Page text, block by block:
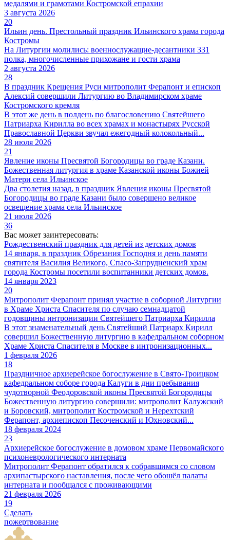
медалями и грамотами Костромской епрахии
3 августа 2026
20
Ильин день. Престольный праздник Ильинского храма города
Костромы
На Литургии молились: военнослужащие-десантники 331
полка, многочисленные прихожане и гости храма
2 августа 2026
28
В праздник Крещения Руси митрополит Ферапонт и епископ
Алексий совершили Литургию во Владимирском храме
Костромского кремля
В этот же день в полдень по благословению Святейшего
Патриарха Кирилла во всех храмах и монастырях Русской
Православной Церкви звучал ежегодный колокольный...
28 июля 2026
21
Явление иконы Пресвятой Богородицы во граде Казани.
Божественная литургия в храме Казанской иконы Божией
Матери села Ильинское
Два столетия назад, в праздник Явления иконы Пресвятой
Богородицы во граде Казани было совершено великое
освещение храма села Ильинское
21 июля 2026
36
Вас может заинтересовать:
Рождественский праздник для детей из детских домов
14 января, в праздник Обрезания Господня и день памяти
святителя Василия Великого, Спасо-Запрудненский храм
города Костромы посетили воспитанники детских домов.
14 января 2023
20
Митрополит Ферапонт принял участие в соборной Литургии
в Храме Христа Спасителя по случаю семнадцатой
годовщины интронизации Святейшего Патриарха Кирилла
В этот знаменательный день Святейший Патриарх Кирилл
совершил Божественную литургию в кафедральном соборном
Храме Христа Спасителя в Москве в интронизационных...
1 февраля 2026
18
Праздничное архиерейское богослужение в Свято-Троицком
кафедральном соборе города Калуги в дни пребывания
чудотворной Феодоровской иконы Пресвятой Богородицы
Божественную литургию совершили: митрополит Калужский
и Боровский, митрополит Костромской и Нерехтский
Ферапонт, архиепископ Песоченский и Юхновский...
18 февраля 2024
23
Архиерейское богослужение в домовом храме Первомайского
психоневрологического интерната
Митрополит Ферапонт обратился к собравшимся со словом
архипастырского наставления, после чего обошёл палаты
интерната и пообщался с проживающими
21 февраля 2026
19
Сделать
пожертвование